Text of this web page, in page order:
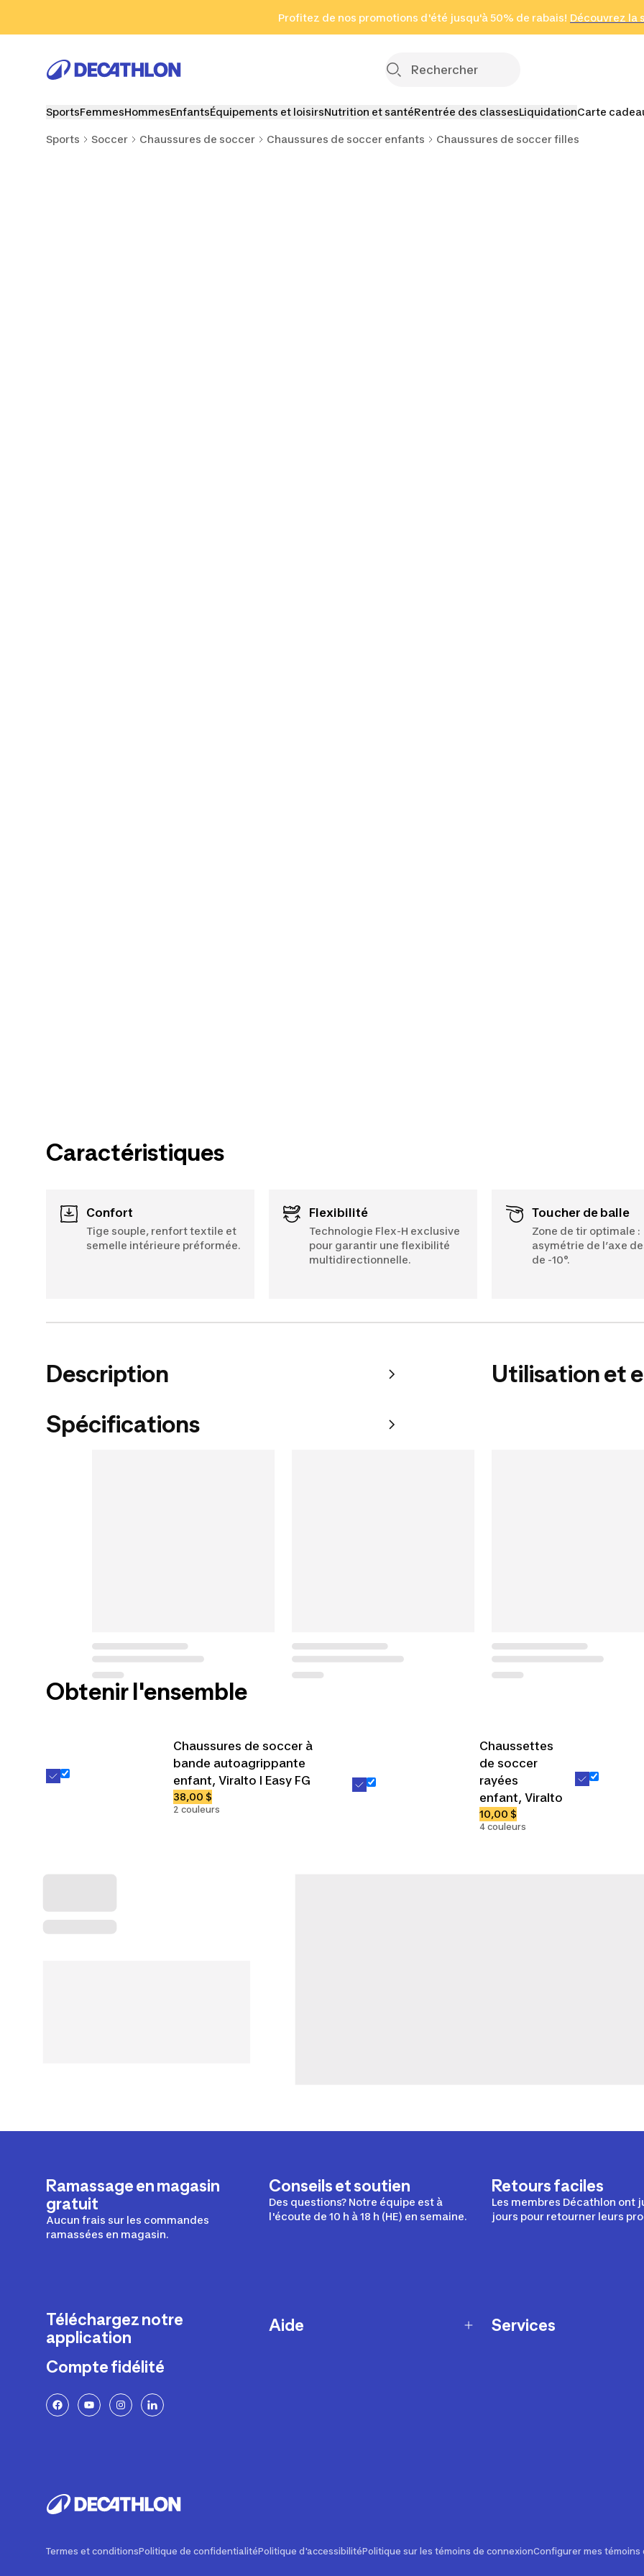
Aller au pied de page
Profitez de nos promotions d'été jusqu'à 50% de rabais! Découvrez la
Cliquez ici
en seulement 2
(Zones sélectionnées)
SportsFemmesHommesEnfantsÉquipements et loisirsNutrition et santéRentrée des classesLiquidationCarte
Sports Soccer Chaussures de soccer Chaussures de soccer enfants Chaussures de soccer filles
Caractéristiques
Confort
Tige souple, renfort textile et
semelle intérieure préformée.
Flexibilité
Technologie Flex-H exclusive
pour garantir une flexibilité
multidirectionnelle.
Toucher de balle
Zone de tir optimale :
asymétrie de l’axe
de -10°.
Description
Spécifications
Utilisation et
Obtenir l'ensemble
Chaussures de soccer à
bande autoagrippante
enfant, Viralto I Easy FG
38,00 $
2 couleurs
Chaussettes
de soccer
rayées
enfant, Viralto
10,00 $
4 couleurs
Ramassage en magasin
gratuit
Aucun frais sur les commandes
ramassées en magasin.
Conseils et soutien
Des questions? Notre équipe est à
l'écoute de 10 h à 18 h (HE) en semaine.
Retours faciles
Les membres Décathlon ont
jours pour retourner leurs
Téléchargez notre
application
Compte fidélité
Aide Services
Termes et conditionsPolitique de confidentialitéPolitique d'accessibilitéPolitique sur les témoins de connexionConfigurer mes témoins